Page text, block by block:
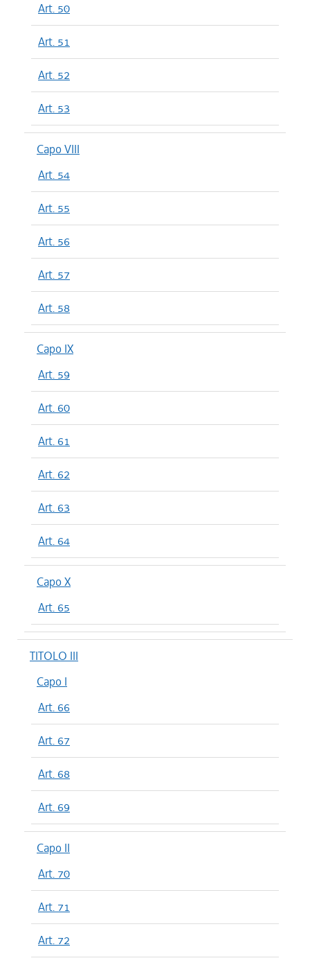
Art. 50
Art. 51
Art. 52
Art. 53
Capo VIII
Art. 54
Art. 55
Art. 56
Art. 57
Art. 58
Capo IX
Art. 59
Art. 60
Art. 61
Art. 62
Art. 63
Art. 64
Capo X
Art. 65
TITOLO III
Capo I
Art. 66
Art. 67
Art. 68
Art. 69
Capo II
Art. 70
Art. 71
Art. 72